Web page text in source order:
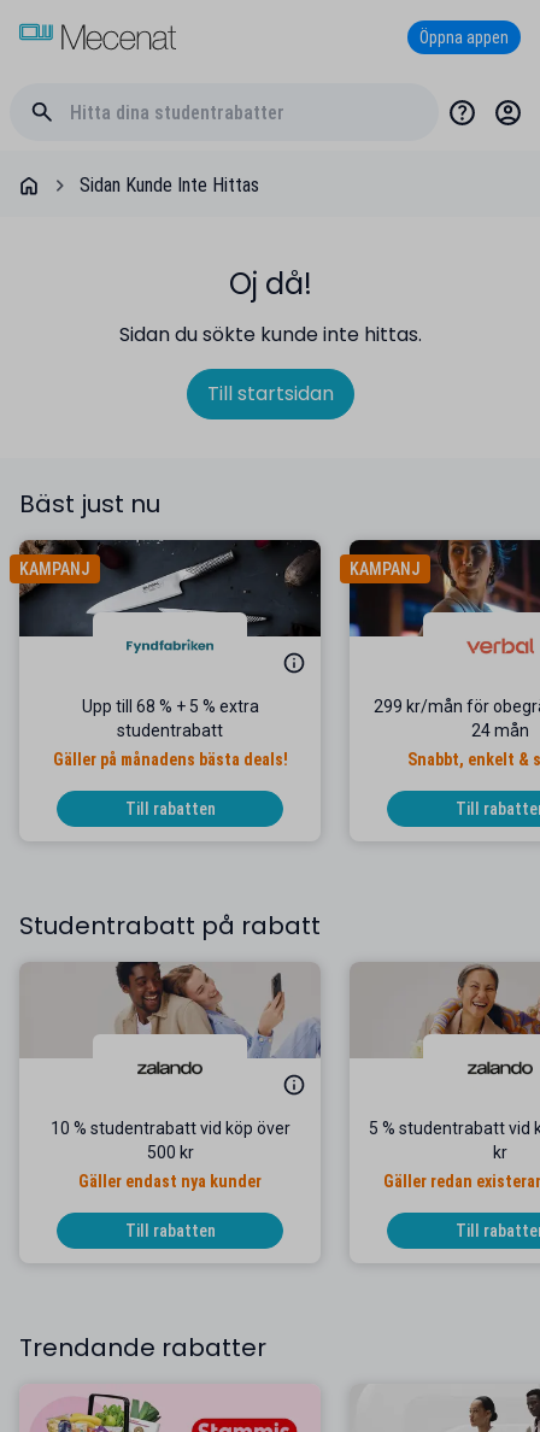
Öppna appen
Sidan Kunde Inte Hittas
Oj då!
Sidan du sökte kunde inte hittas.
Till startsidan
Bäst just nu
KAMPANJ
Upp till 68 % + 5 % extra
studentrabatt
Gäller på månadens bästa deals!
Till rabatten
KAMPANJ
299 kr/mån för
24 mån
Snabbt, enkelt &
Till
Studentrabatt på rabatt
10 % studentrabatt vid köp över
500 kr
Gäller endast nya kunder
Till rabatten
5 % studentrabatt vid
kr
Gäller redan
Till
Trendande rabatter